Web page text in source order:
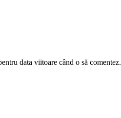
data viitoare când o să comentez.